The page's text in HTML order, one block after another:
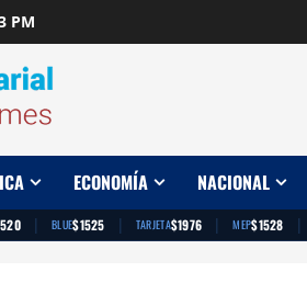
PM
ECONOMÍA NACIONAL
| BLUE$1525 | TARJETA$1976 | MEP$1528 |